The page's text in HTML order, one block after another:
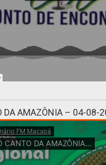
DA AMAZÔNIA – 04-08-